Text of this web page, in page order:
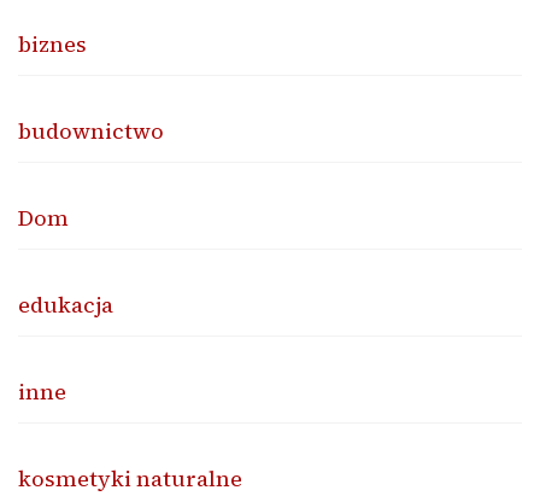
biznes
budownictwo
Dom
edukacja
inne
kosmetyki naturalne